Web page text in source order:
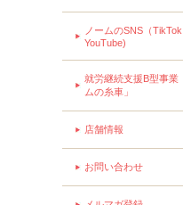
ノームのSNS（TikTok
YouTube)
就労継続支援B型事業
ムの糸車」
店舗情報
お問い合わせ